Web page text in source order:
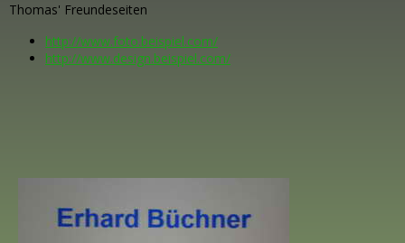
Thomas' Freundeseiten
http://www.foto.beispiel.com/
http://www.design.beispiel.com/